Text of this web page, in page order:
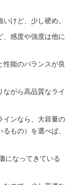
けど、少し硬め。
、感度や強度は他に
性能のバランスが良
ながら高品質なライ
インなら、大容量の
もの）を選べば、
になってきている